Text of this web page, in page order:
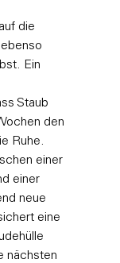
die
Ein
Staub
den
Ruhe.
einer
einer
neue
eine
nächsten